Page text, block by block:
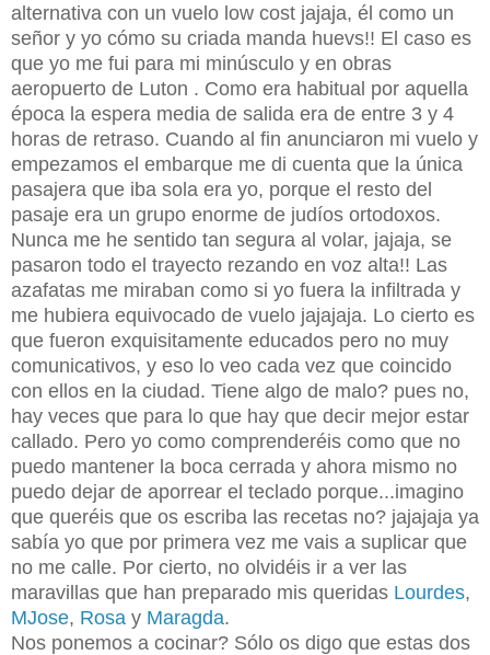
alternativa con un vuelo low cost jajaja, él como un
señor y yo cómo su criada manda huevs!! El caso es
que yo me fui para mi minúsculo y en obras
aeropuerto de Luton . Como era habitual por aquella
época la espera media de salida era de entre 3 y 4
horas de retraso. Cuando al fin anunciaron mi vuelo y
empezamos el embarque me di cuenta que la única
pasajera que iba sola era yo, porque el resto del
pasaje era un grupo enorme de judíos ortodoxos.
Nunca me he sentido tan segura al volar, jajaja, se
pasaron todo el trayecto rezando en voz alta!! Las
azafatas me miraban como si yo fuera la infiltrada y
me hubiera equivocado de vuelo jajajaja. Lo cierto es
que fueron exquisitamente educados pero no muy
comunicativos, y eso lo veo cada vez que coincido
con ellos en la ciudad. Tiene algo de malo? pues no,
hay veces que para lo que hay que decir mejor estar
callado. Pero yo como comprenderéis como que no
puedo mantener la boca cerrada y ahora mismo no
puedo dejar de aporrear el teclado porque...imagino
que queréis que os escriba las recetas no? jajajaja ya
sabía yo que por primera vez me vais a suplicar que
no me calle. Por cierto, no olvidéis ir a ver las
maravillas que han preparado mis queridas Lourdes,
MJose, Rosa y Maragda.
Nos ponemos a cocinar? Sólo os digo que estas dos